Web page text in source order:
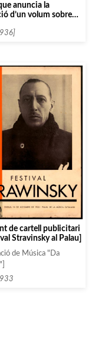
anuncia la
d’un volum sobre
de cartell publicitari
Stravinsky al Palau]
de Música "Da